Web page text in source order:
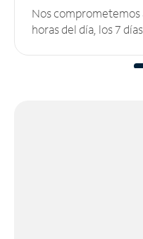
Nos comprometemos
horas del día, los 7